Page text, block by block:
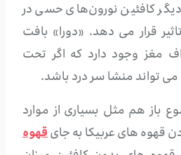
کافئین نورون‌های حسی در
قرار می دهد. «دورا» بافت
مغز وجود دارد که اگر تحت
می تواند منشا سر درد باشد.
باز هم مثل بسیاری از موارد
قهوه های عربیکا به جایقهوه